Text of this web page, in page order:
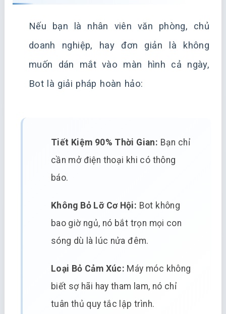
Nếu bạn là nhân viên văn phòng, chủ
doanh nghiệp, hay đơn giản là không
muốn dán mắt vào màn hình cả ngày,
Bot là giải pháp hoàn hảo:
Tiết Kiệm 90% Thời Gian: Bạn chỉ
cần mở điện thoại khi có thông
báo.
Không Bỏ Lỡ Cơ Hội: Bot không
bao giờ ngủ, nó bắt trọn mọi con
sóng dù là lúc nửa đêm.
Loại Bỏ Cảm Xúc: Máy móc không
biết sợ hãi hay tham lam, nó chỉ
tuân thủ quy tắc lập trình.